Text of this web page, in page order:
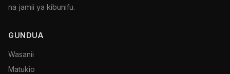
na jamii ya kibunifu.
GUNDUA
Wasanii
Matukio